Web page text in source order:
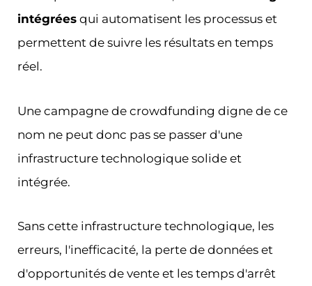
intégrées qui automatisent les processus et
permettent de suivre les résultats en temps
réel.
Une campagne de crowdfunding digne de ce
nom ne peut donc pas se passer d'une
infrastructure technologique solide et
intégrée.
Sans cette infrastructure technologique, les
erreurs, l'inefficacité, la perte de données et
d'opportunités de vente et les temps d'arrêt